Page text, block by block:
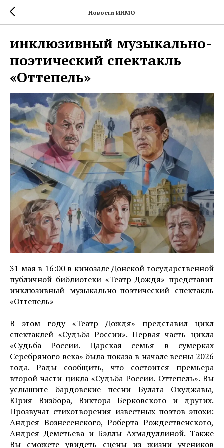
Новости ИИМО
инклюзивный музыкально-
поэтический спектакль
«Оттепель»
31 мая в 16:00 в кинозале Донской государственной
публичной библиотеки «Театр Дождя» представит
инклюзивный музыкально-поэтический спектакль
«Оттепель»
В этом году «Театр Дождя» представил цикл
спектаклей «Судьба России». Первая часть цикла
«Судьба России. Царская семья в сумерках
Серебряного века» была показа в начале весны 2026
года. Рады сообщить, что состоится премьера
второй части цикла «Судьба России. Оттепель». Вы
услышите бардовские песни Булата Окуджавы,
Юрия Визбора, Виктора Берковского и других.
Прозвучат стихотворения известных поэтов эпохи:
Андрея Вознесенского, Роберта Рождественского,
Андрея Деметьева и Бэллы Ахмадуллиной. Также
Вы сможете увидеть сцены из жизни учеников